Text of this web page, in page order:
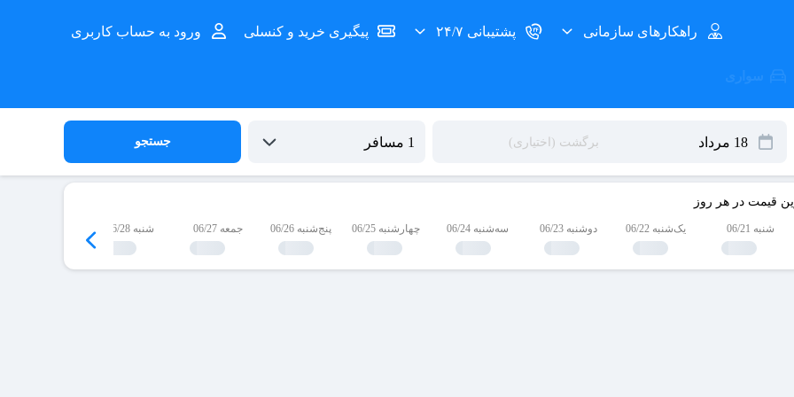
راهکارهای سازمانی پشتیبانی ۲۴/۷ پیگیری خرید و کنسلی ورود به حساب کاربری
جستجو
قیمت در هر روز
شنبه 06/21 یک‌شنبه 06/22 دوشنبه 06/23 سه‌شنبه 06/24 چهارشنبه 06/25 پنج‌شنبه 06/26 جمعه 06/27 شنبه 06/28